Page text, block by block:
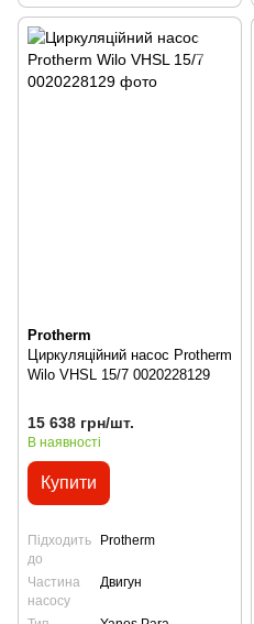
Protherm
Циркуляційний насос Protherm
Wilo VHSL 15/7 0020228129
15 638 грн/шт.
В наявності
Купити
Підходить
до
Protherm
Частина
насосу
Двигун